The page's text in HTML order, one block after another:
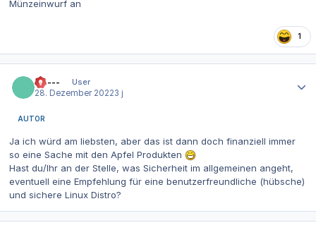
Münzeinwurf an
1
------
User
28. Dezember 20223 j
AUTOR
Ja ich würd am liebsten, aber das ist dann doch finanziell immer
so eine Sache mit den Apfel Produkten
Hast du/Ihr an der Stelle, was Sicherheit im allgemeinen angeht,
eventuell eine Empfehlung für eine benutzerfreundliche (hübsche)
und sichere Linux Distro?